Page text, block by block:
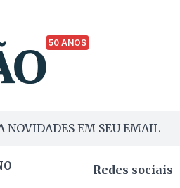
50 ANOS
NOVIDADES EM SEU EMAIL
Redes sociais